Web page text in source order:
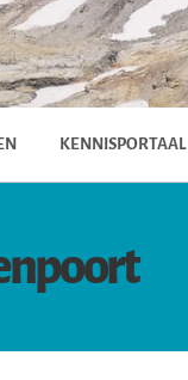
KENNISPORTAAL